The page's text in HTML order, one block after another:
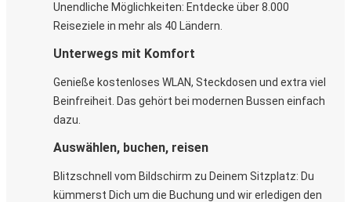
Unendliche Möglichkeiten: Entdecke über 8.000
Reiseziele in mehr als 40 Ländern.
Unterwegs mit Komfort
Genieße kostenloses WLAN, Steckdosen und extra viel
Beinfreiheit. Das gehört bei modernen Bussen einfach
dazu.
Auswählen, buchen, reisen
Blitzschnell vom Bildschirm zu Deinem Sitzplatz: Du
kümmerst Dich um die Buchung und wir erledigen den